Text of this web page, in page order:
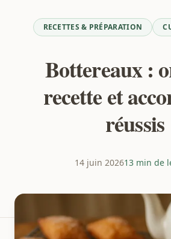
RECETTES & PRÉPARATION
Bottereaux :
recette et
réussis
14 juin 202613 min de